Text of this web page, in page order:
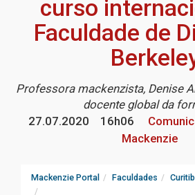
curso
Faculdade de
Professora mackenzista, Denise
docente global da
27.07.2020
16h06
Mackenzie
Mackenzie Portal Faculdades